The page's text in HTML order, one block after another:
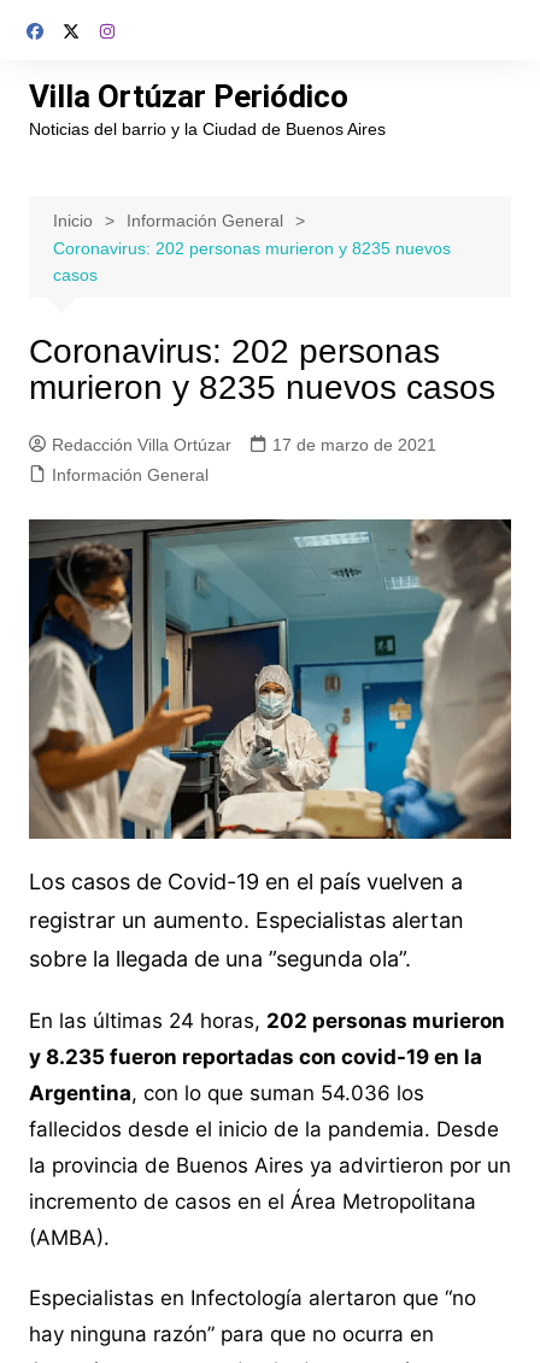
Villa Ortúzar Periódico
Noticias del barrio y la Ciudad de Buenos Aires
Inicio
Información General
Coronavirus: 202 personas murieron y 8235 nuevos
casos
Coronavirus: 202 personas
murieron y 8235 nuevos casos
Redacción Villa Ortúzar
17 de marzo de 2021
Información General
Los casos de Covid-19 en el país vuelven a
registrar un aumento. Especialistas alertan
sobre la llegada de una ”segunda ola”.
En las últimas 24 horas, 202 personas murieron
y 8.235 fueron reportadas con covid-19 en la
Argentina, con lo que suman 54.036 los
fallecidos desde el inicio de la pandemia. Desde
la provincia de Buenos Aires ya advirtieron por un
incremento de casos en el Área Metropolitana
(AMBA).
Especialistas en Infectología alertaron que “no
hay ninguna razón” para que no ocurra en